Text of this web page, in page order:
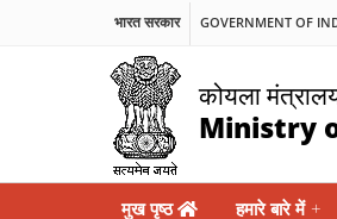
भारत सरकार GOVERNMENT OF
कोयला
Ministry
मुख पृष्ठ हमारे बारे में +